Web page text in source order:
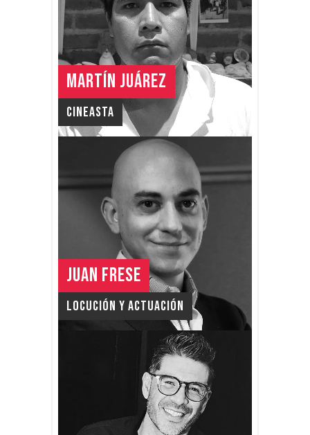
MARTÍN JUÁREZ
Cineasta
JUAN FRESE
Locución y Actuación